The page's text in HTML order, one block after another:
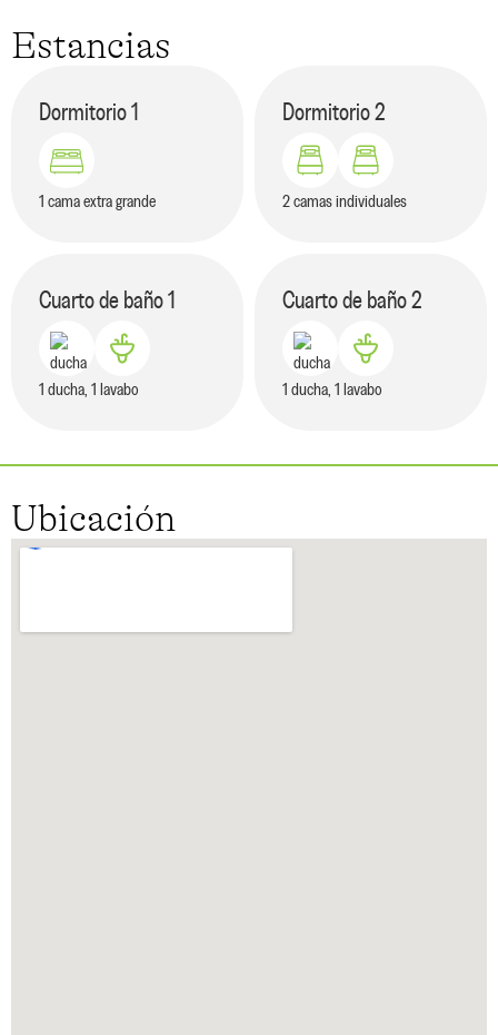
Estancias
Dormitorio1
1 cama extra grande
Dormitorio2
2 camas individuales
Cuarto de baño1
1 ducha, 1 lavabo
Cuarto de baño2
1 ducha, 1 lavabo
Ubicación